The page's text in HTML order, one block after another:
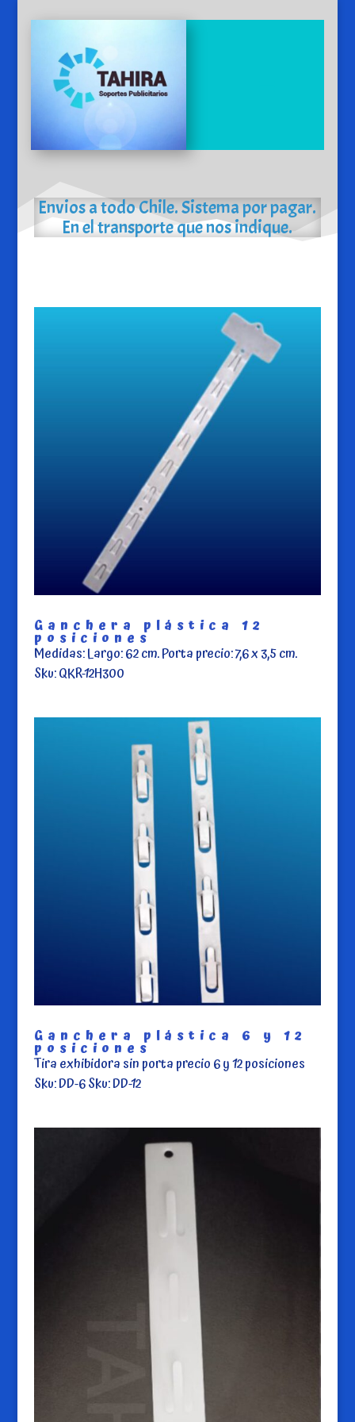
Envios a todo Chile. Sistema por pagar.
En el transporte que nos indique.
Ganchera plástica 12
posiciones
Medidas: Largo: 62 cm. Porta precio: 7,6 x 3,5 cm.
Sku: QKR-12H300
Ganchera plástica 6 y 12
posiciones
Tira exhibidora sin porta precio 6 y 12 posiciones
Sku: DD-6 Sku: DD-12